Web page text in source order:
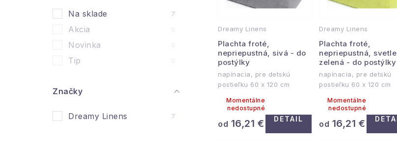
Na sklade 7
Akcia 0
Novinka 0
Tip 0
Značky
Dreamy Linens 7
i
e
p
r
o
d
u
p
r
o
d
k
Dreamy Linens
Plachta froté,
nepriepustná, sivá - do
postýlky
napínacia, pre detskú
postieľku 60 x 120 cm
Momentálne
nedostupné
od 16,21 € DETAIL
Dreamy Linens
Plachta froté,
nepriepustná, svetle
zelená - do postýlky
napínacia, pre detskú
postieľku 60 x 120 cm
Momentálne
nedostupné
od 16,21 €